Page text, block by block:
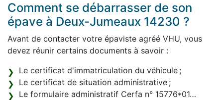
Comment se débarrasser de son
épave à Deux-Jumeaux 14230 ?
Avant de contacter votre épaviste agréé VHU, vous
devez réunir certains documents à savoir :
Le certificat d'immatriculation du véhicule ;
Le certificat de situation administrative ;
Le formulaire administratif Cerfa n° 15776*01…